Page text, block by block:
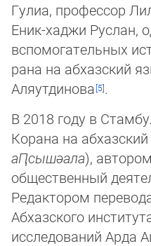
Гулиа, профессор
Еник-хаджи Руслан,
вспомогательных
ра­на на абхазский
Аляутдинова
.
В 2018 году в
Корана на
аԤсышәала),
общественный
Редактором
Абхазского
исследований Арда